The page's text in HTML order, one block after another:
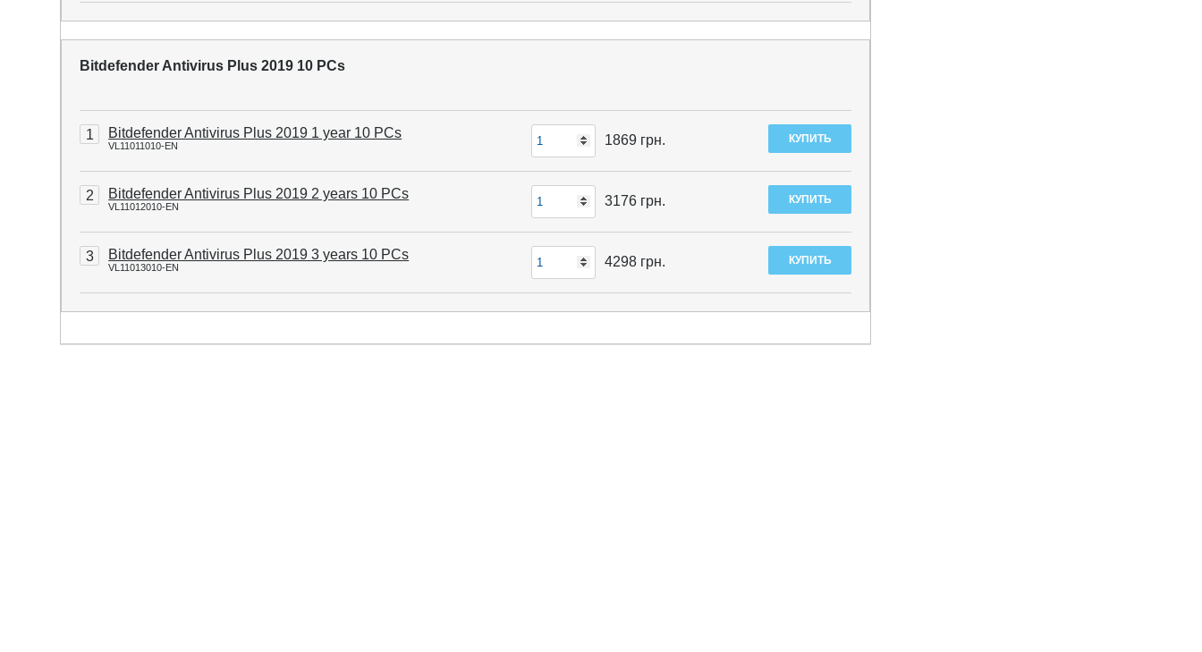
Bitdefender Antivirus Plus 2019 10 PCs
1 Bitdefender Antivirus Plus 2019 1 year 10 PCs
VL11011010-EN 1869грн.
2 Bitdefender Antivirus Plus 2019 2 years 10 PCs
VL11012010-EN 3176грн.
3 Bitdefender Antivirus Plus 2019 3 years 10 PCs
VL11013010-EN 4298грн.